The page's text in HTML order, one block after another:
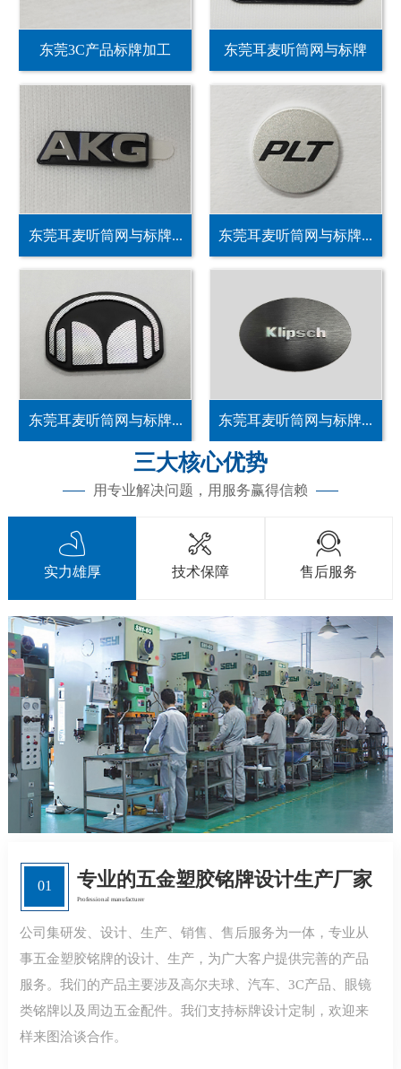
东莞3C产品标牌加工 东莞耳麦听筒网与标牌
东莞耳麦听筒网与标牌... 东莞耳麦听筒网与标牌...
东莞耳麦听筒网与标牌... 东莞耳麦听筒网与标牌...
三大核心优势
用专业解决问题，用服务赢得信赖

实力雄厚

技术保障

售后服务
专业的五金塑胶铭牌设计生产厂家
Professional manufacturer
01
公司集研发、设计、生产、销售、售后服务为一体，专业从
事五金塑胶铭牌的设计、生产，为广大客户提供完善的产品
服务。我们的产品主要涉及高尔夫球、汽车、3C产品、眼镜
类铭牌以及周边五金配件。我们支持标牌设计定制，欢迎来
样来图洽谈合作。